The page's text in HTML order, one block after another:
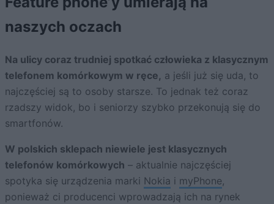
naszych oczach
Na ulicy coraz trudniej spotkać człowieka z klasycznym
telefonem komórkowym w ręce, a jeśli już się uda, to
najczęściej są to osoby starsze. To jednak też coraz
rzadszy widok, bo i seniorzy szybko przekonują się do
smartfonów.
W polskich sklepach niewiele jest klasycznych
telefonów komórkowych – aktualnie najczęściej
spotyka się urządzenia marki Nokia i myPhone,
ponieważ ci producenci wprowadzają ich na rynek